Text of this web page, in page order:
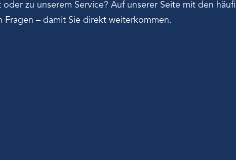
zu unserem Service? Auf unserer Seite mit den
– damit Sie direkt weiterkommen.